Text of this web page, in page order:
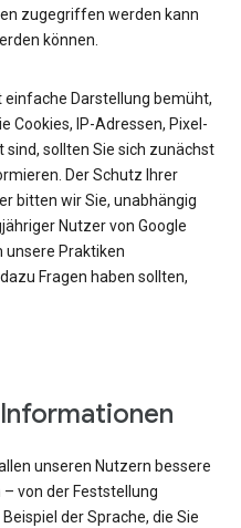
zugegriffen werden kann
können.
einfache Darstellung bemüht,
Cookies, IP-Adressen, Pixel-
sollten Sie sich zunächst
Der Schutz Ihrer
bitten wir Sie, unabhängig
Nutzer von Google
unsere Praktiken
Fragen haben sollten,
unseren Nutzern bessere
von der Feststellung
der Sprache, die Sie